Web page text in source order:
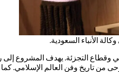
الأنباء السعودية.
وقطاع التجزئة. يهدف المشروع
من تاريخ وفن العالم الإسلامي.